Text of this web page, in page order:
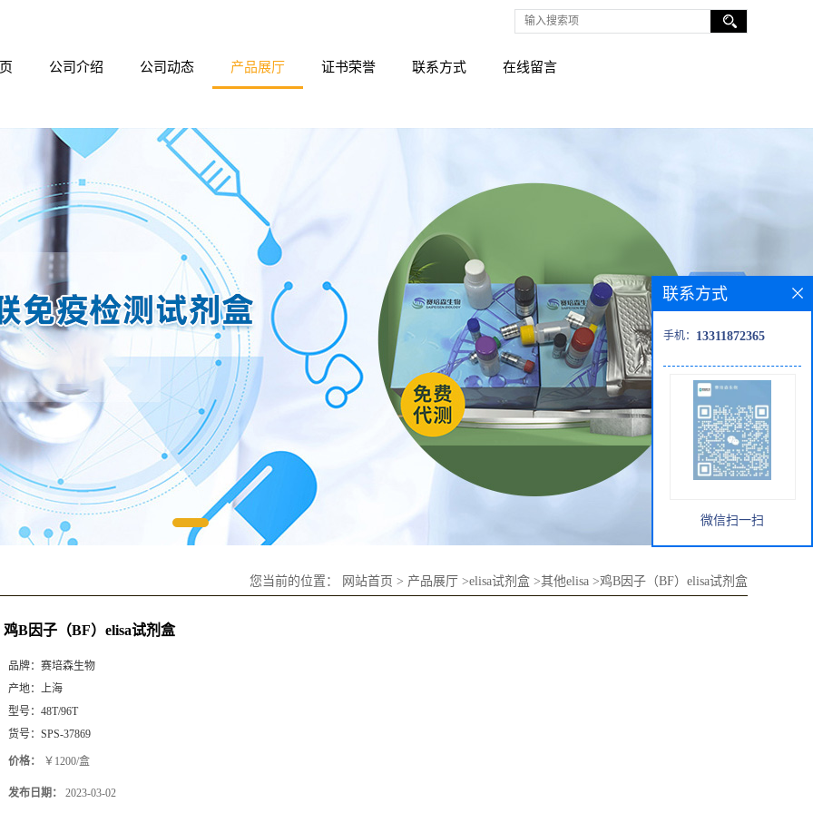
公司介绍 公司动态 产品展厅 证书荣誉 联系方式 在线留言
您当前的位置： 网站首页 > 产品展厅 >elisa试剂盒 >其他elisa >鸡B因子（BF）elisa试剂盒
鸡B因子（BF）elisa试剂盒
品牌： 赛培森生物
产地： 上海
型号： 48T/96T
货号： SPS-37869
价格： ￥1200/盒
发布日期： 2023-03-02
联系方式
手机： 13311872365
微信扫一扫